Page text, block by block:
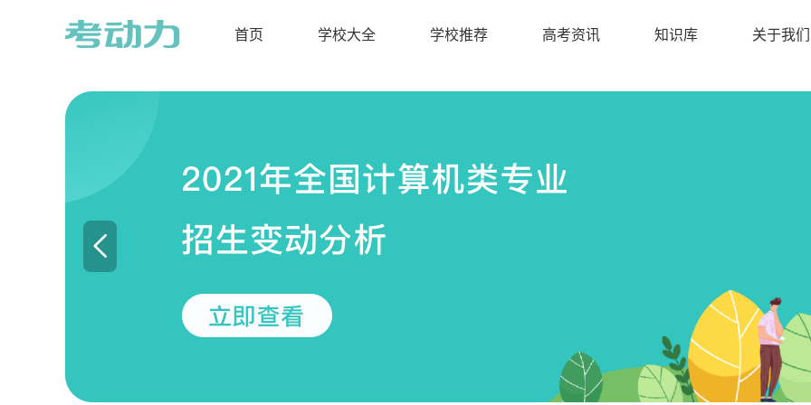
首页 学校大全 学校推荐 高考资讯 知识库 关于我们